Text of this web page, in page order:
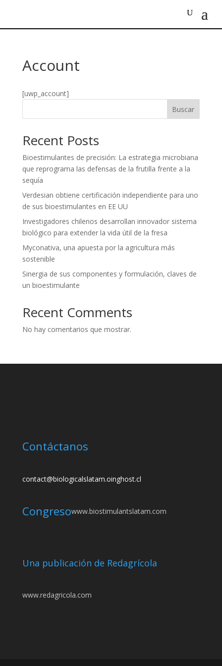
Account
[uwp_account]
Buscar
Recent Posts
Bioestimulantes de precisión: La estrategia microbiana
que reprograma las defensas de la frutilla frente a la
sequía
Verdesian obtiene certificación independiente para uno
de sus bioestimulantes en EE UU
Investigadores chilenos desarrollan innovador sistema
biológico para extender la vida útil de la fresa
Myconativa, una apuesta por la agricultura más
sostenible
Sinergia de sus componentes y formulación, claves de
un bioestimulante
Recent Comments
No hay comentarios que mostrar.
Contáctanos
contact@biologicalslatam.oinghost.cl
Congresowww.biostimulantslatam.com
Una publicación de Redagrícola
www.redagricola.com